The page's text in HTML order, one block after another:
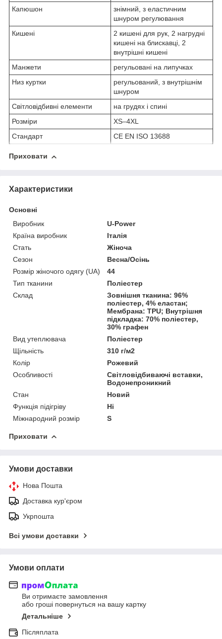
Капюшон
знімний, з еластичним
шнуром регулювання
Кишені
2 кишені для рук, 2 нагрудні
кишені на блискавці, 2
внутрішні кишені
Манжети
регульовані на липучках
Низ куртки
регульований, з внутрішнім
шнуром
Світловідбивні елементи
на грудях і спині
Розміри
XS–4XL
Стандарт
CE EN ISO 13688
Приховати
Характеристики
Основні
Виробник
U-Power
Країна виробник
Італія
Стать
Жіноча
Сезон
Весна/Осінь
Розмір жіночого одягу (UA)
44
Тип тканини
Поліестер
Склад
Зовнішня тканина: 96%
поліестер, 4% еластан;
Мембрана: TPU; Внутрішня
підкладка: 70% поліестер,
30% графен
Вид утеплювача
Поліестер
Щільність
310 г/м2
Колір
Рожевий
Особливості
Світловідбиваючі вставки,
Водонепроникний
Стан
Новий
Функція підігріву
Ні
Міжнародний розмір
S
Приховати
Умови доставки
Нова Пошта
Доставка кур'єром
Укрпошта
Всі умови доставки
Умови оплати
Ви отримаєте замовлення
або гроші повернуться на вашу картку
Детальніше
Післяплата